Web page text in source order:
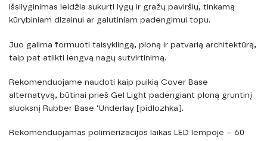
išsilyginimas leidžia sukurti lygų ir gražų paviršių, tinkamą
kūrybiniam dizainui ar galutiniam padengimui topu.
Juo galima formuoti taisyklingą, ploną ir patvarią architektūrą,
taip pat atlikti lengvą nagų sutvirtinimą.
Rekomenduojame naudoti kaip puikią Cover Base
alternatyvą, būtinai prieš Gel Light padengiant ploną gruntinį
sluoksnį Rubber Base ‘Underlay [pidlozhka].
Rekomenduojamas polimerizacijos laikas LED lempoje – 60